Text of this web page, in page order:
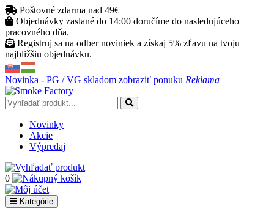
Poštovné zdarma nad 49€
Objednávky zaslané do 14:00 doručíme do nasledujúceho
pracovného dňa.
Registruj sa na odber noviniek a získaj 5% zľavu na tvoju
najbližšiu objednávku.
Novinka - PG / VG skladom zobraziť ponuku Reklama
Novinky
Akcie
Výpredaj
0
Kategórie